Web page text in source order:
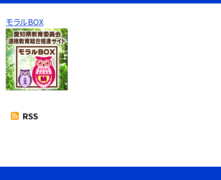
モラルBOX
RSS